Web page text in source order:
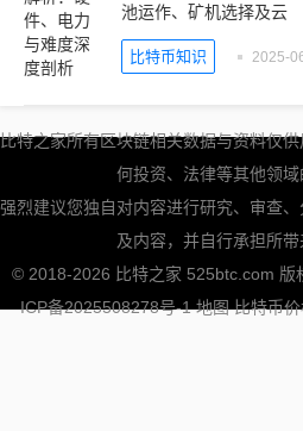
池运作、矿机选择及云
比特币知识 2025-
比特之家所有区块链相关数据与资料仅
何投资、法律等其他领域
强烈建议您独自对内容进行研究、审查
及内容，并自行承担所带
© 2018-2026 比特之家 525btc.com 版
ICP备2025508278号-1 地图 比特币